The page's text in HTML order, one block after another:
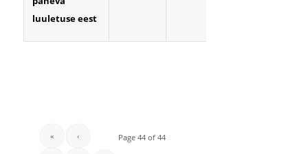
luuletuse eest
Page 44 of 44
« ‹